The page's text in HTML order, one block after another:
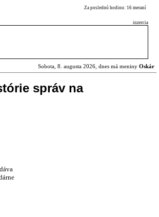
Za poslednú hodinu: 16 meraní
inzercia
Sobota, 8. augusta 2026, dnes má meniny Oskár
správ na